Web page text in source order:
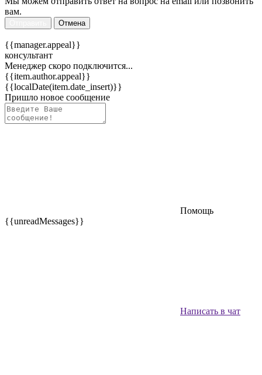
вам.
Отмена
{{manager.appeal}}
консультант
Менеджер скоро подключится...
{{item.author.appeal}}
{{localDate(item.date_insert)}}
Пришло новое сообщение
Помощь
{{unreadMessages}}
Написать в чат